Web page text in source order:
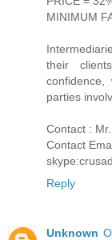
MINIMUM
their
parties
Contact :
Contact
Reply
Unknown